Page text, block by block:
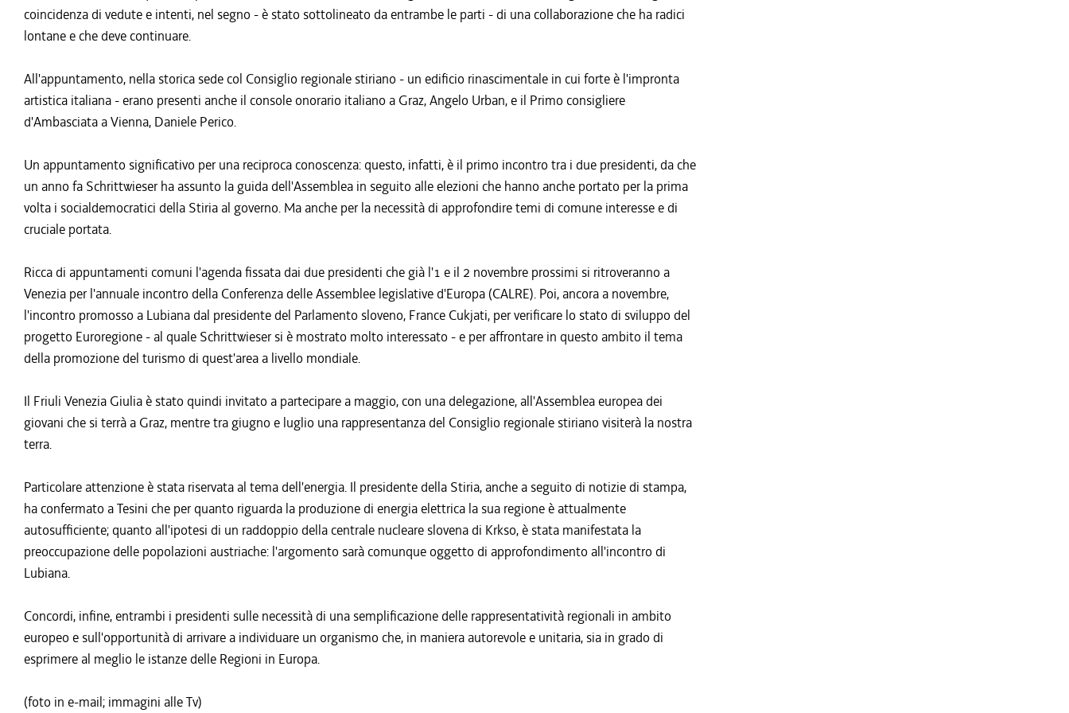
coincidenza di vedute e intenti, nel segno - è stato sottolineato da entrambe le parti - di una collaborazione che ha radici
lontane e che deve continuare.
All'appuntamento, nella storica sede col Consiglio regionale stiriano - un edificio rinascimentale in cui forte è l'impronta
artistica italiana - erano presenti anche il console onorario italiano a Graz, Angelo Urban, e il Primo consigliere
d'Ambasciata a Vienna, Daniele Perico.
Un appuntamento significativo per una reciproca conoscenza: questo, infatti, è il primo incontro tra i due presidenti, da che
un anno fa Schrittwieser ha assunto la guida dell'Assemblea in seguito alle elezioni che hanno anche portato per la prima
volta i socialdemocratici della Stiria al governo. Ma anche per la necessità di approfondire temi di comune interesse e di
cruciale portata.
Ricca di appuntamenti comuni l'agenda fissata dai due presidenti che già l'1 e il 2 novembre prossimi si ritroveranno a
Venezia per l'annuale incontro della Conferenza delle Assemblee legislative d'Europa (CALRE). Poi, ancora a novembre,
l'incontro promosso a Lubiana dal presidente del Parlamento sloveno, France Cukjati, per verificare lo stato di sviluppo del
progetto Euroregione - al quale Schrittwieser si è mostrato molto interessato - e per affrontare in questo ambito il tema
della promozione del turismo di quest'area a livello mondiale.
Il Friuli Venezia Giulia è stato quindi invitato a partecipare a maggio, con una delegazione, all'Assemblea europea dei
giovani che si terrà a Graz, mentre tra giugno e luglio una rappresentanza del Consiglio regionale stiriano visiterà la nostra
terra.
Particolare attenzione è stata riservata al tema dell'energia. Il presidente della Stiria, anche a seguito di notizie di stampa,
ha confermato a Tesini che per quanto riguarda la produzione di energia elettrica la sua regione è attualmente
autosufficiente; quanto all'ipotesi di un raddoppio della centrale nucleare slovena di Krkso, è stata manifestata la
preoccupazione delle popolazioni austriache: l'argomento sarà comunque oggetto di approfondimento all'incontro di
Lubiana.
Concordi, infine, entrambi i presidenti sulle necessità di una semplificazione delle rappresentatività regionali in ambito
europeo e sull'opportunità di arrivare a individuare un organismo che, in maniera autorevole e unitaria, sia in grado di
esprimere al meglio le istanze delle Regioni in Europa.
(foto in e-mail; immagini alle Tv)